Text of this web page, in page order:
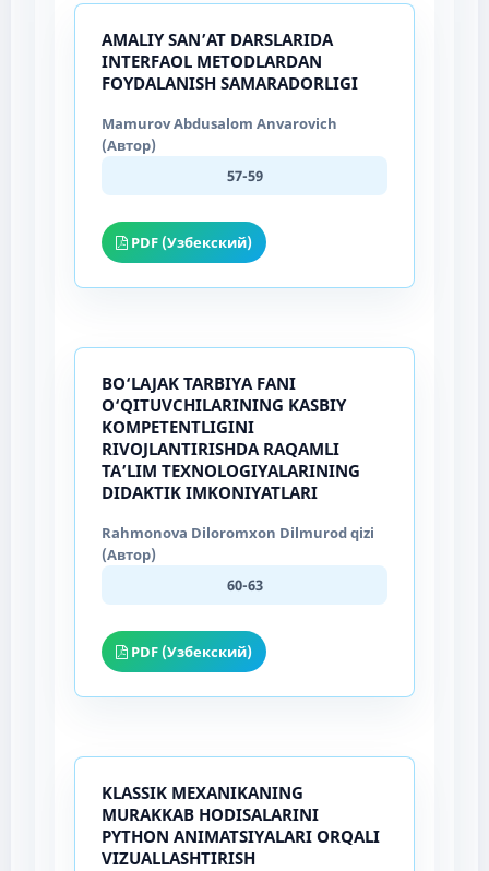
AMALIY SAN’AT DARSLARIDA
INTERFAOL METODLARDAN
FOYDALANISH SAMARADORLIGI
Mamurov Abdusalom Anvarovich
(Автор)
57-59
PDF (Узбекский)
BO‘LAJAK TARBIYA FANI
O‘QITUVCHILARINING KASBIY
KOMPETENTLIGINI
RIVOJLANTIRISHDA RAQAMLI
TA’LIM TEXNOLOGIYALARINING
DIDAKTIK IMKONIYATLARI
Rahmonova Diloromxon Dilmurod qizi
(Автор)
60-63
PDF (Узбекский)
KLASSIK MEXANIKANING
MURAKKAB HODISALARINI
PYTHON ANIMATSIYALARI ORQALI
VIZUALLASHTIRISH